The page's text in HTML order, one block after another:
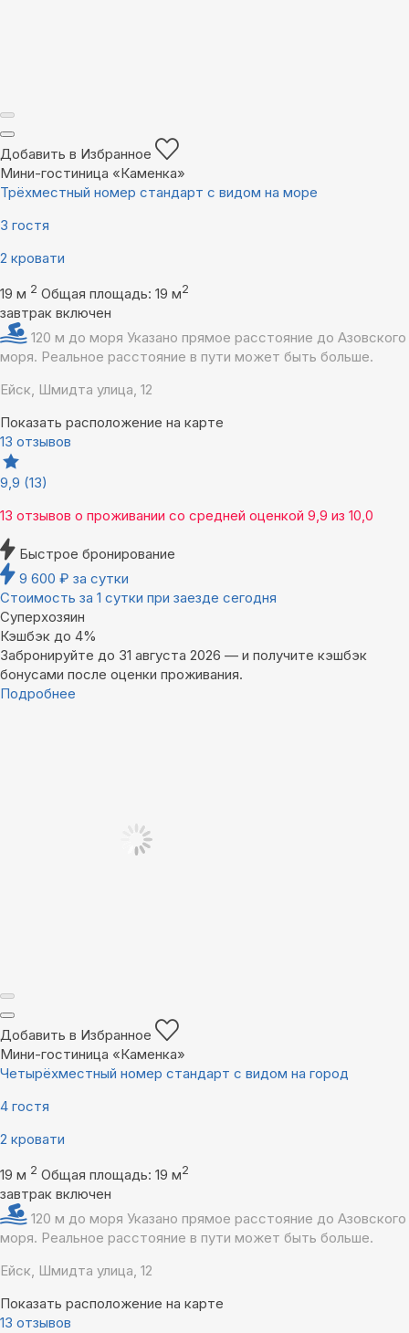
Добавить в Избранное
Мини-гостиница «Каменка»
Трёхместный номер стандарт с видом на море
3 гостя
2 кровати
19 м 2 Общая площадь: 19 м2
завтрак включен
120 м до моря Указано прямое расстояние до Азовского
моря. Реальное расстояние в пути может быть больше.
Ейск, Шмидта улица, 12
Показать расположение на карте
13 отзывов
9,9 (13)
13 отзывов о проживании со средней оценкой 9,9 из 10,0
Быстрое бронирование
9 600 ₽ за сутки
Стоимость за 1 сутки при заезде сегодня
Суперхозяин
Кэшбэк до 4%
Забронируйте до 31 августа 2026 — и получите кэшбэк
бонусами после оценки проживания.
Подробнее
Добавить в Избранное
Мини-гостиница «Каменка»
Четырёхместный номер стандарт с видом на город
4 гостя
2 кровати
19 м 2 Общая площадь: 19 м2
завтрак включен
120 м до моря Указано прямое расстояние до Азовского
моря. Реальное расстояние в пути может быть больше.
Ейск, Шмидта улица, 12
Показать расположение на карте
13 отзывов